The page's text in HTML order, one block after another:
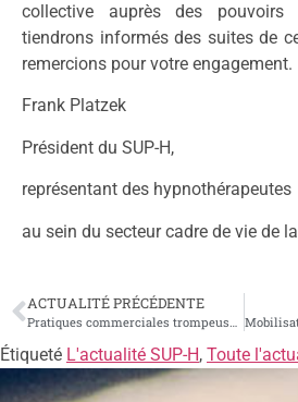
collective auprès des
tiendrons informés des suites de
remercions pour votre engagement.
Frank Platzek
Président du SUP-H,
représentant des hypnothérapeutes
au sein du secteur cadre de vie de
ACTUALITÉ PRÉCÉDENTE
Pratiques commerciales trompeuses : 5 ans d’emprisonnement et 750 000 € d’amendes
Étiqueté L'actualité SUP-H, Toute